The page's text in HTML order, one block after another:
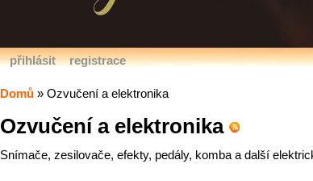
přihlásit registrace
Domů » Ozvučení a elektronika
Ozvučení a elektronika
Snímače, zesilovače, efekty, pedály, komba a další